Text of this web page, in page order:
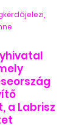
a Labrisz